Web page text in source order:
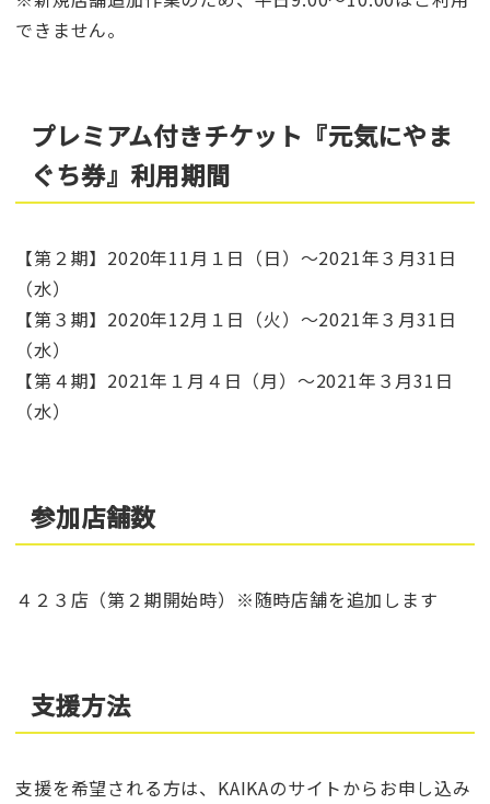
できません。
プレミアム付きチケット『元気にやま
ぐち券』利用期間
【第２期】2020年11月１日（日）～2021年３月31日
（水）
【第３期】2020年12月１日（火）～2021年３月31日
（水）
【第４期】2021年１月４日（月）～2021年３月31日
（水）
参加店舗数
４２３店（第２期開始時）※随時店舗を追加します
支援方法
支援を希望される方は、KAIKAのサイトからお申し込み